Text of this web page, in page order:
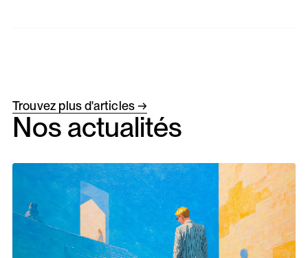
Trouvez plus d'articles →
Nos actualités